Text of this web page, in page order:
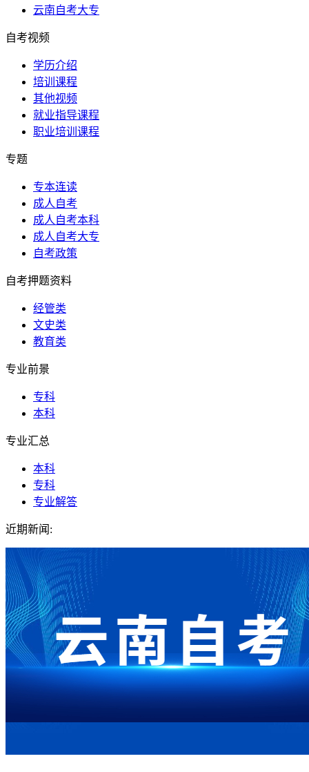
云南自考大专
自考视频
学历介绍
培训课程
其他视频
就业指导课程
职业培训课程
专题
专本连读
成人自考
成人自考本科
成人自考大专
自考政策
自考押题资料
经管类
文史类
教育类
专业前景
专科
本科
专业汇总
本科
专科
专业解答
近期新闻: